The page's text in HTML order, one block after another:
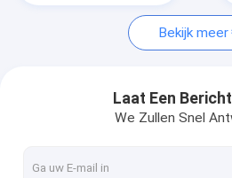
De Kabel van de
Combinatie staalkabel
Bekijk meer
Laat Een
We Zullen Snel